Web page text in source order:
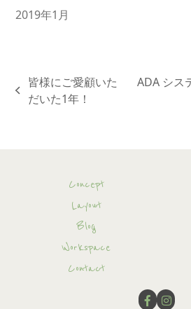
2019年1月
previous
皆様にご愛顧いた
だいた1年！
ADA シス
Concept
Layout
Blog
Workspace
Contact